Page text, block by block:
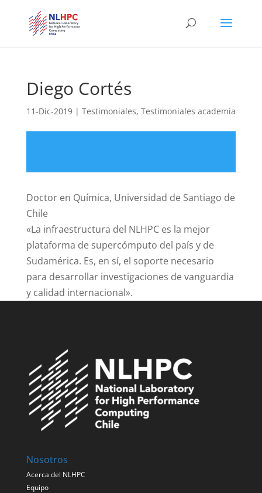
Diego Cortés
11-Dic-2019| Testimoniales, Testimoniales academia
Doctor en Química, Universidad de Santiago de
Chile
«La infraestructura del NLHPC es la mejor
plataforma de supercómputo del país y de
Sudamérica. Es, en sí, el soporte necesario
para desarrollar investigaciones de vanguardia
y calidad internacional».
Nosotros
Acerca del NLHPC
Equipo